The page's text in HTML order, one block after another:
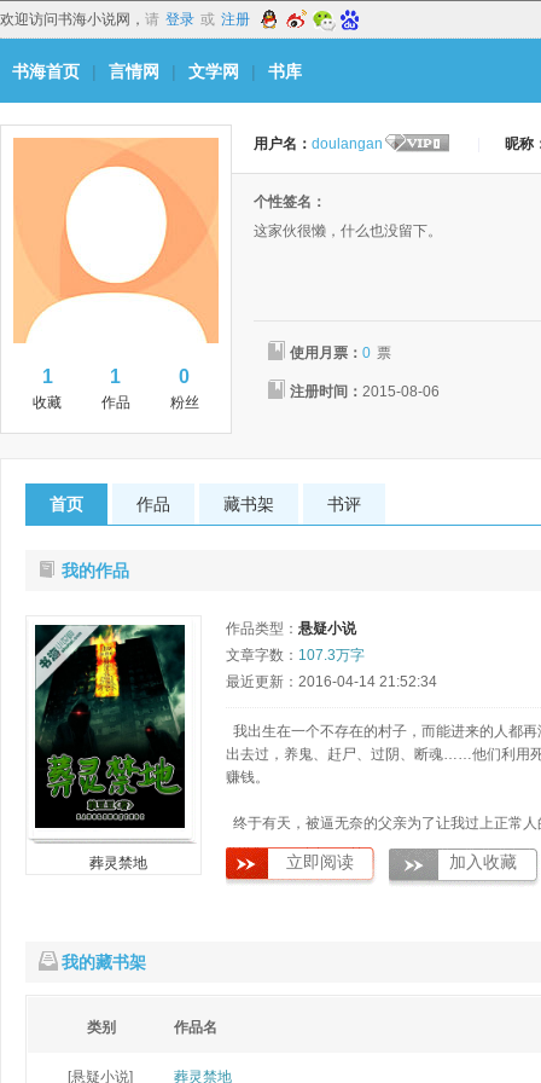
欢迎访问书海小说网， 请 登录 或 注册
书海首页 | 言情网 | 文学网 | 书库
1
收藏
1
作品
0
粉丝
用户名： doulangan 昵称
个性签名：
这家伙很懒，什么也没留下。
使用月票： 0 票
注册时间： 2015-08-06
首页 作品 藏书架 书评
我的作品
葬灵禁地
作品类型： 悬疑小说
文章字数： 107.3万字
最近更新：2016-04-14 21:52:34
我出生在一个不存在的村子，而能进来的人都再
出去过，养鬼、赶尸、过阴、断魂……他们利用
赚钱。
终于有天，被逼无奈的父亲为了让我过上正常人
生活，打破禁术带我逃到外面，他跟我说咱们再
回……
立即阅读 加入收藏
我的藏书架
类别 作品名
[悬疑小说] 葬灵禁地